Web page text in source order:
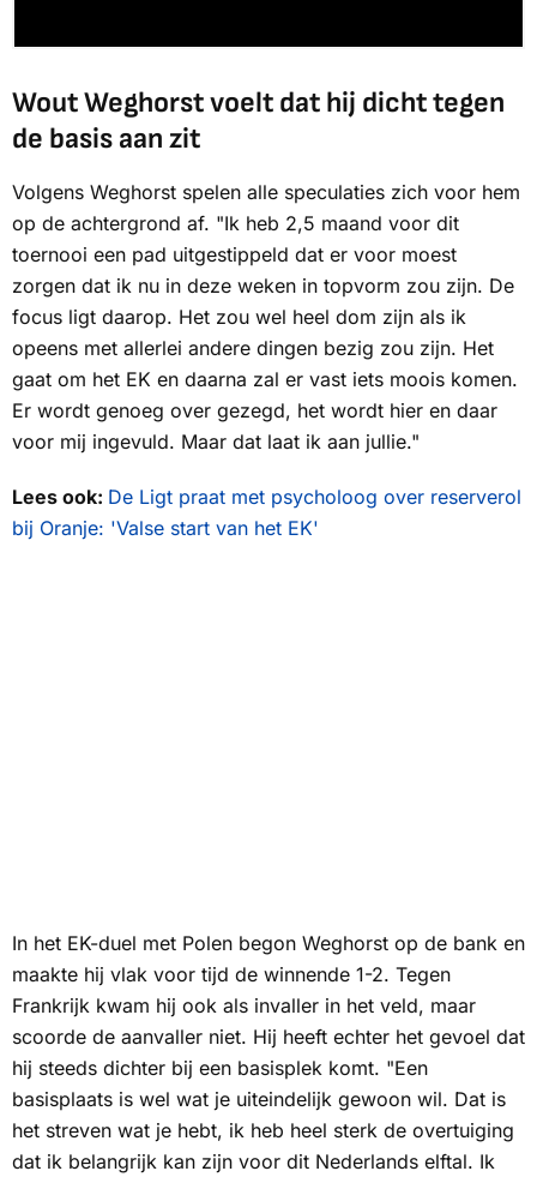
Wout Weghorst voelt dat hij dicht tegen
de basis aan zit
Volgens Weghorst spelen alle speculaties zich voor hem
op de achtergrond af. "Ik heb 2,5 maand voor dit
toernooi een pad uitgestippeld dat er voor moest
zorgen dat ik nu in deze weken in topvorm zou zijn. De
focus ligt daarop. Het zou wel heel dom zijn als ik
opeens met allerlei andere dingen bezig zou zijn. Het
gaat om het EK en daarna zal er vast iets moois komen.
Er wordt genoeg over gezegd, het wordt hier en daar
voor mij ingevuld. Maar dat laat ik aan jullie."
Lees ook: De Ligt praat met psycholoog over reserverol
bij Oranje: 'Valse start van het EK'
In het EK-duel met Polen begon Weghorst op de bank en
maakte hij vlak voor tijd de winnende 1-2. Tegen
Frankrijk kwam hij ook als invaller in het veld, maar
scoorde de aanvaller niet. Hij heeft echter het gevoel dat
hij steeds dichter bij een basisplek komt. "Een
basisplaats is wel wat je uiteindelijk gewoon wil. Dat is
het streven wat je hebt, ik heb heel sterk de overtuiging
dat ik belangrijk kan zijn voor dit Nederlands elftal. Ik